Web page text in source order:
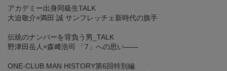
アカデミー出身同級生TALK
大迫敬介×満田 誠 サンフレッチェ新時代の旗手
伝統のナンバーを背負う男_TALK
野津田岳人×森﨑浩司 「7」への思い――
ONE-CLUB MAN HISTORY第6回特別編